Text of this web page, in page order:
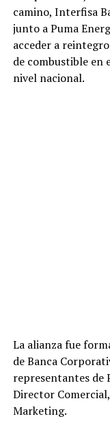
camino, Interfisa
junto a Puma
acceder a
de combustible en
nivel nacional.
La alianza fue
de Banca
representantes de
Director
Marketing.